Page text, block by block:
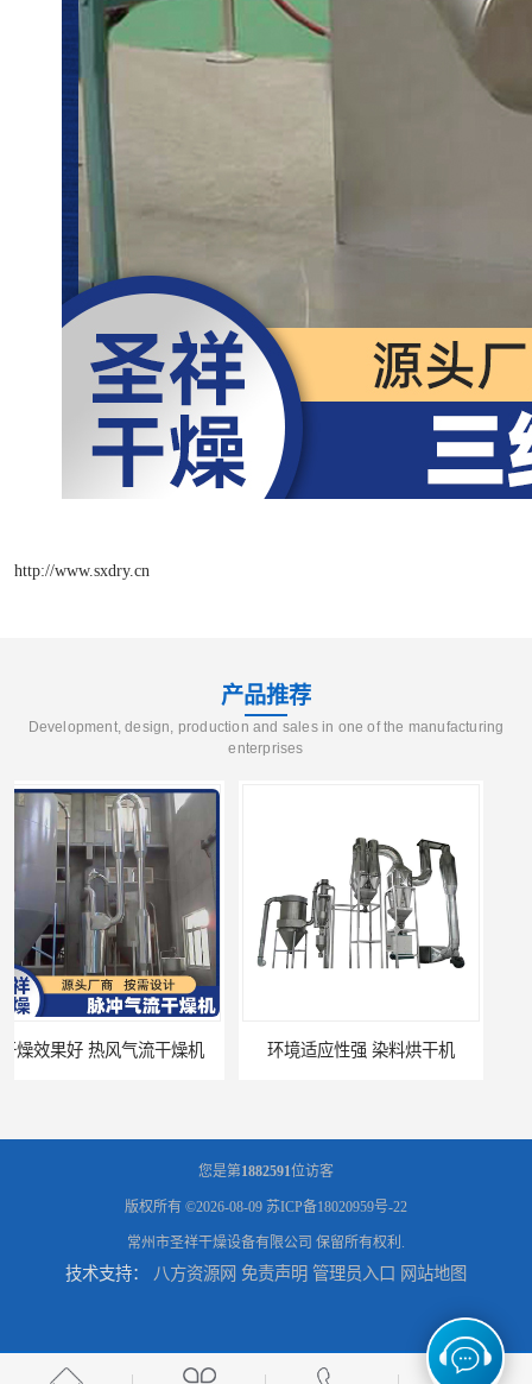
http://www.sxdry.cn
产品推荐
Development, design, production and sales in one of the manufacturing
enterprises
环境适应性强 染料烘干机 操作简便 医药中间体烘干机
干燥时间和温度可调节 大产量烘干机 制作精良 厂家定制 新材料干燥
您是第1882591位访客
版权所有 ©2026-08-09 苏ICP备18020959号-22
常州市圣祥干燥设备有限公司 保留所有权利.
技术支持： 八方资源网 免责声明 管理员入口 网站地图